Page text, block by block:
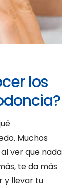
los
Muchos
ver que nada
te da más
y llevar tu